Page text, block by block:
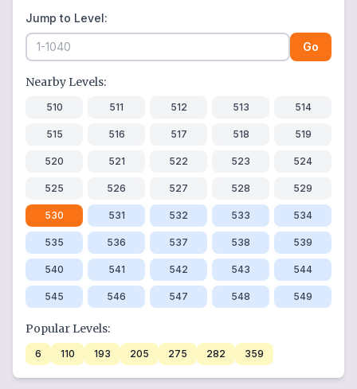
Jump to Level:
Go
Nearby Levels:
510 511 512 513 514
515 516 517 518 519
520 521 522 523 524
525 526 527 528 529
530 531 532 533 534
535 536 537 538 539
540 541 542 543 544
545 546 547 548 549
Popular Levels:
6 110 193 205 275 282 359